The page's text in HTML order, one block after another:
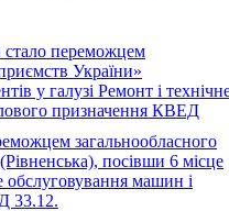
переможцем
України»
у галузі Ремонт і
призначення КВЕД
загальнообласного
посівши 6 місце
обслуговування машин і
33.12.